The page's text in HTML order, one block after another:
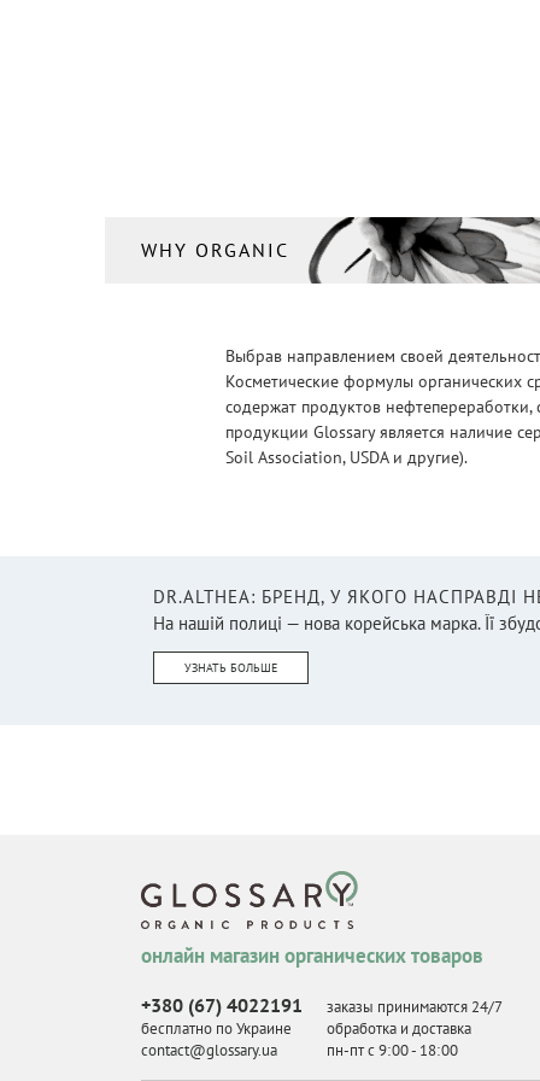
Крем для тела/Гель для тела
Маска для волос(13)
Маска для лица(49)
(6)
Масло для тела(24)
Массажные средства
Мозг и нервная система
Мыло(52)
Набор
WHY ORGANIC
Выбрав направлением своей
Косметические формулы органических
содержат продуктов
продукции Glossary является наличие
Soil Association, USDA и другие).
DR.ALTHEA: БРЕНД, У ЯКОГО НАСПРАВДІ
На нашій полиці — нова корейська марка. Її
УЗНАТЬ БОЛЬШЕ
онлайн магазин органических товаров
+380 (67) 4022191
бесплатно по Украине
contact@glossary.ua
заказы принимаются 24/7
обработка и доставка
пн-пт с 9:00 - 18:00